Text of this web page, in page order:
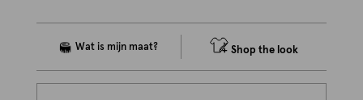
Shop the look